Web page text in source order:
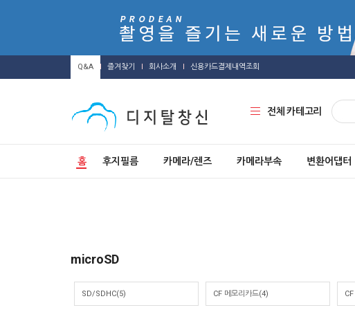
Q&A 즐겨찾기 회사소개 신용카드결제내역조회
전체 카테고리
홈 후지필름 카메라/렌즈 카메라부속 변환어댑터
microSD
SD/SDHC(5) CF 메모리카드(4)